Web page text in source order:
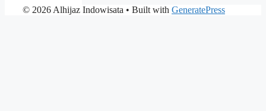
© 2026 Alhijaz Indowisata • Built with GeneratePress